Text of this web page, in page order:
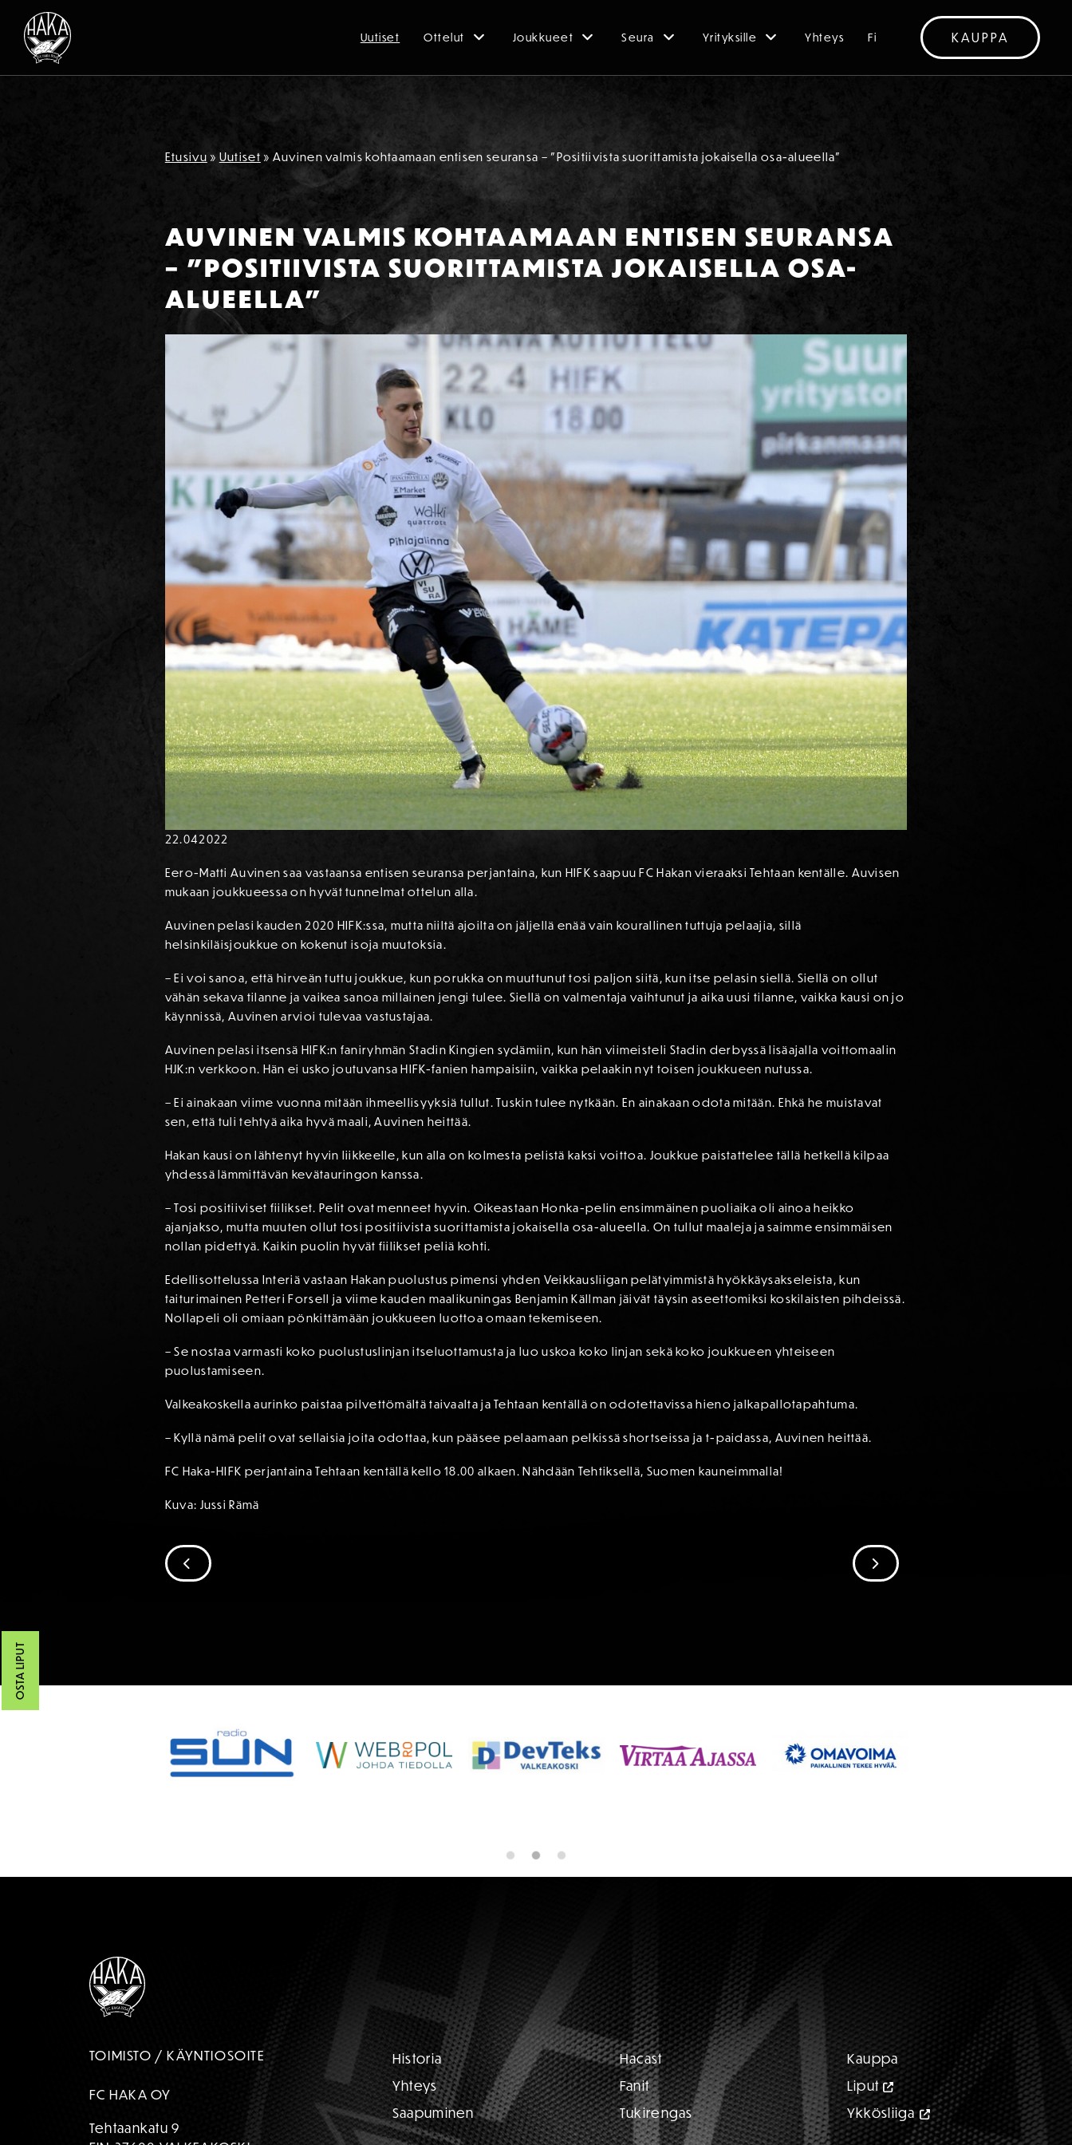
Siirry sisältöön
Uutiset Ottelut Joukkueet Seura Yrityksille Yhteys Fi KAUPPA
Etusivu » Uutiset » Auvinen valmis kohtaamaan entisen seuransa – ”Positiivista suorittamista jokaisella osa-alueella”
AUVINEN VALMIS KOHTAAMAAN ENTISEN SEURANSA
– ”POSITIIVISTA SUORITTAMISTA JOKAISELLA OSA-
ALUEELLA”
22.042022
Eero-Matti Auvinen saa vastaansa entisen seuransa perjantaina, kun HIFK saapuu FC Hakan vieraaksi Tehtaan kentälle. Auvisen
mukaan joukkueessa on hyvät tunnelmat ottelun alla.
Auvinen pelasi kauden 2020 HIFK:ssa, mutta niiltä ajoilta on jäljellä enää vain kourallinen tuttuja pelaajia, sillä
helsinkiläisjoukkue on kokenut isoja muutoksia.
– Ei voi sanoa, että hirveän tuttu joukkue, kun porukka on muuttunut tosi paljon siitä, kun itse pelasin siellä. Siellä on ollut
vähän sekava tilanne ja vaikea sanoa millainen jengi tulee. Siellä on valmentaja vaihtunut ja aika uusi tilanne, vaikka kausi on jo
käynnissä, Auvinen arvioi tulevaa vastustajaa.
Auvinen pelasi itsensä HIFK:n faniryhmän Stadin Kingien sydämiin, kun hän viimeisteli Stadin derbyssä lisäajalla voittomaalin
HJK:n verkkoon. Hän ei usko joutuvansa HIFK-fanien hampaisiin, vaikka pelaakin nyt toisen joukkueen nutussa.
– Ei ainakaan viime vuonna mitään ihmeellisyyksiä tullut. Tuskin tulee nytkään. En ainakaan odota mitään. Ehkä he muistavat
sen, että tuli tehtyä aika hyvä maali, Auvinen heittää.
Hakan kausi on lähtenyt hyvin liikkeelle, kun alla on kolmesta pelistä kaksi voittoa. Joukkue paistattelee tällä hetkellä kilpaa
yhdessä lämmittävän kevätauringon kanssa.
– Tosi positiiviset fiilikset. Pelit ovat menneet hyvin. Oikeastaan Honka-pelin ensimmäinen puoliaika oli ainoa heikko
ajanjakso, mutta muuten ollut tosi positiivista suorittamista jokaisella osa-alueella. On tullut maaleja ja saimme ensimmäisen
nollan pidettyä. Kaikin puolin hyvät fiilikset peliä kohti.
Edellisottelussa Interiä vastaan Hakan puolustus pimensi yhden Veikkausliigan pelätyimmistä hyökkäysakseleista, kun
taiturimainen Petteri Forsell ja viime kauden maalikuningas Benjamin Källman jäivät täysin aseettomiksi koskilaisten pihdeissä.
Nollapeli oli omiaan pönkittämään joukkueen luottoa omaan tekemiseen.
– Se nostaa varmasti koko puolustuslinjan itseluottamusta ja luo uskoa koko linjan sekä koko joukkueen yhteiseen
puolustamiseen.
Valkeakoskella aurinko paistaa pilvettömältä taivaalta ja Tehtaan kentällä on odotettavissa hieno jalkapallotapahtuma.
– Kyllä nämä pelit ovat sellaisia joita odottaa, kun pääsee pelaamaan pelkissä shortseissa ja t-paidassa, Auvinen heittää.
FC Haka-HIFK perjantaina Tehtaan kentällä kello 18.00 alkaen. Nähdään Tehtiksellä, Suomen kauneimmalla!
Kuva: Jussi Rämä
SIIRRY SEURAAVAAN
SIIRRY EDELLISEEN
SPONSORIT
OSTA LIPUT
TOIMISTO / KÄYNTIOSOITE
FC HAKA OY
Tehtaankatu 9
Historia
Yhteys
Saapuminen
Hacast
Fanit
Tukirengas
Kauppa
Liput
Ykkösliiga